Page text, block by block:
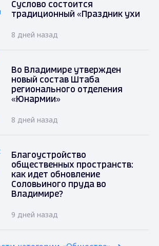
Суслово состоится
традиционный «Праздник ухи
8 дней назад
Во Владимире утвержден
новый состав Штаба
регионального отделения
«Юнармии»
8 дней назад
Благоустройство
общественных пространств:
как идет обновление
Соловьиного пруда во
Владимире?
9 дней назад